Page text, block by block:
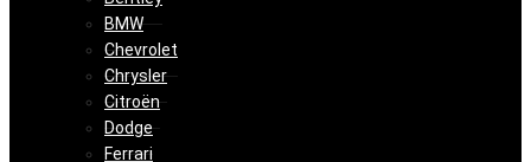
BMW
Chevrolet
Chrysler
Citroën
Dodge
Ferrari